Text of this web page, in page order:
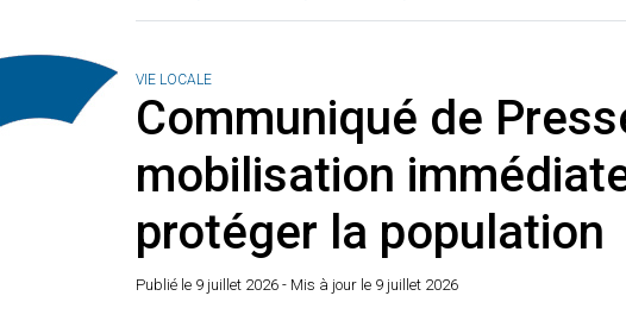
VIE LOCALE
Communiqué de
mobilisation
protéger la population
Publié le 9 juillet 2026 - Mis à jour le 9 juillet 2026